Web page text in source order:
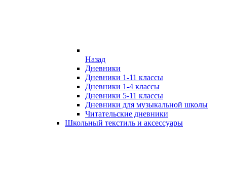
Назад
Дневники
Дневники 1-11 классы
Дневники 1-4 классы
Дневники 5-11 классы
Дневники для музыкальной школы
Читательские дневники
Школьный текстиль и аксессуары